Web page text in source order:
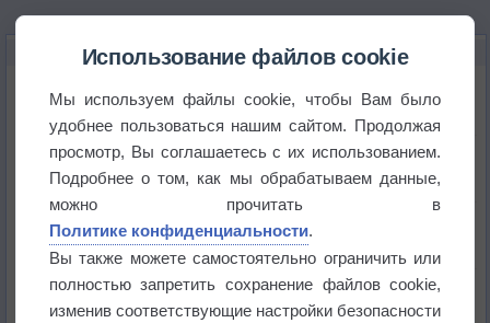
НОВОЕ О ПОГОДЕ
+51°
Европейские столицы бьют рекорды жары
Впервые за 155 лет в Лондоне в течение месяца
не выпадал дождь
Лето продолжит щедро раздавать своё тепло!
Использование файлов cookie
Мы используем файлы cookie, чтобы Вам было
удобнее пользоваться нашим сайтом. Продолжая
просмотр, Вы соглашаетесь с их использованием.
Подробнее о том, как мы обрабатываем данные,
можно прочитать в
Политике конфиденциальности.
Вы также можете самостоятельно ограничить или
полностью запретить сохранение файлов cookie,
изменив соответствующие настройки безопасности